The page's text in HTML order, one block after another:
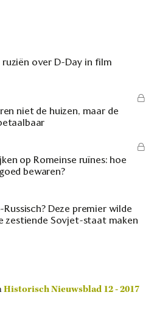
over D-Day in film
niet de huizen, maar de
op Romeinse ruïnes: hoe
bewaren?
Russisch? Deze premier wilde
zestiende Sovjet-staat maken
Historisch Nieuwsblad 12 - 2017